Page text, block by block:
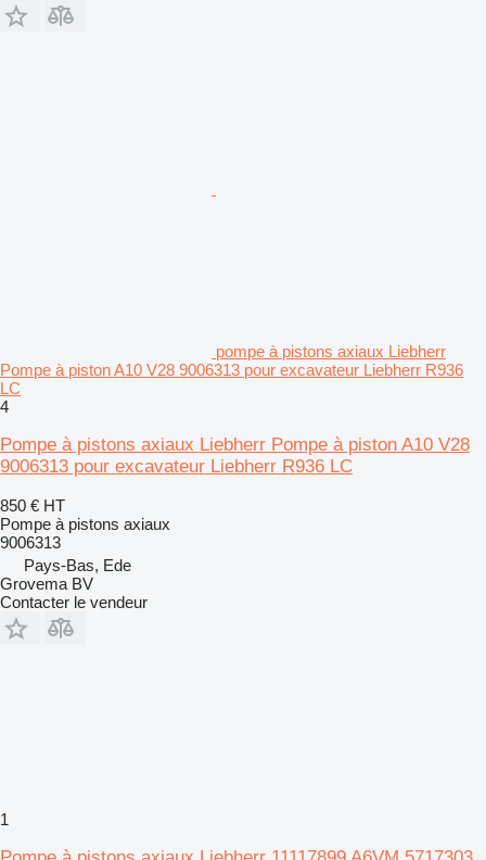
pompe à pistons axiaux Liebherr
Pompe à piston A10 V28 9006313 pour excavateur Liebherr R936
LC
4
Pompe à pistons axiaux Liebherr Pompe à piston A10 V28
9006313 pour excavateur Liebherr R936 LC
850 € HT
Pompe à pistons axiaux
9006313
Pays-Bas, Ede
Grovema BV
Contacter le vendeur
1